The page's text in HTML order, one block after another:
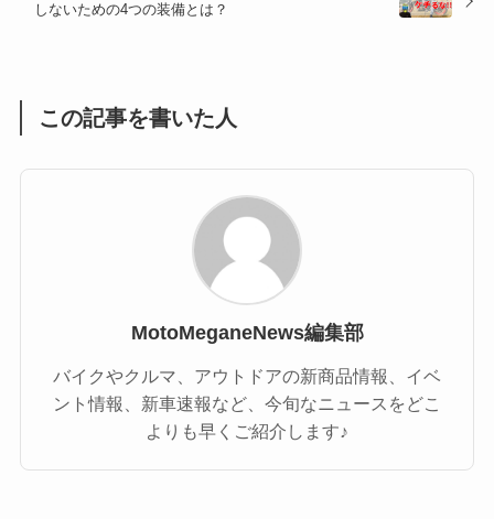
しないための4つの装備とは？
この記事を書いた人
MotoMeganeNews編集部
バイクやクルマ、アウトドアの新商品情報、イベ
ント情報、新車速報など、今旬なニュースをどこ
よりも早くご紹介します♪